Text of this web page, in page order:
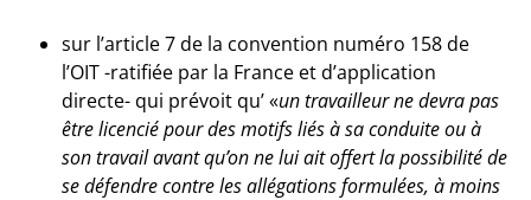
sur l’article 7 de la convention numéro 158 de
l’OIT -ratifiée par la France et d’application
directe- qui prévoit qu’ «un travailleur ne devra pas
être licencié pour des motifs liés à sa conduite ou à
son travail avant qu’on ne lui ait offert la possibilité de
se défendre contre les allégations formulées, à moins